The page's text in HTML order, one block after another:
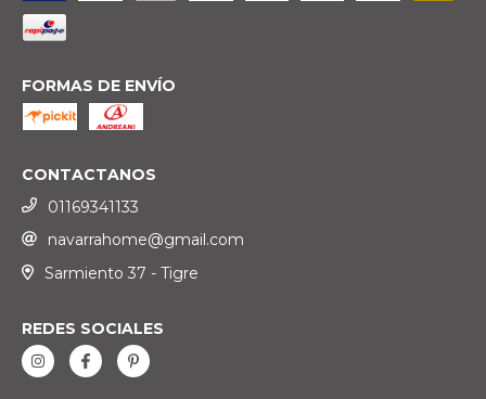
FORMAS DE ENVÍO
CONTACTANOS
01169341133
navarrahome@gmail.com
Sarmiento 37 - Tigre
REDES SOCIALES